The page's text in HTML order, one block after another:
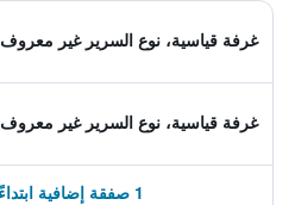
غرفة قياسية، نوع السرير غير معروف
غرفة قياسية، نوع السرير غير معروف
1 صفقة إضافية ابتداءً من 714 ﷼